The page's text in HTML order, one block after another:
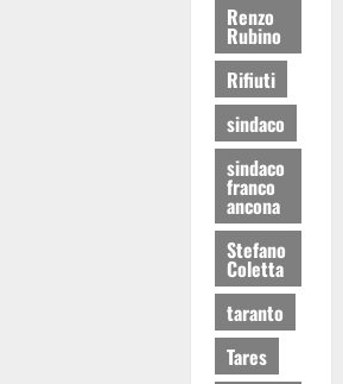
Renzo
Rubino
Rifiuti
sindaco
sindaco
franco
ancona
Stefano
Coletta
taranto
Tares